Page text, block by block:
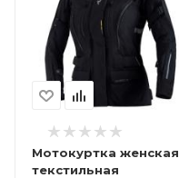
Мотокуртка женская
текстильная